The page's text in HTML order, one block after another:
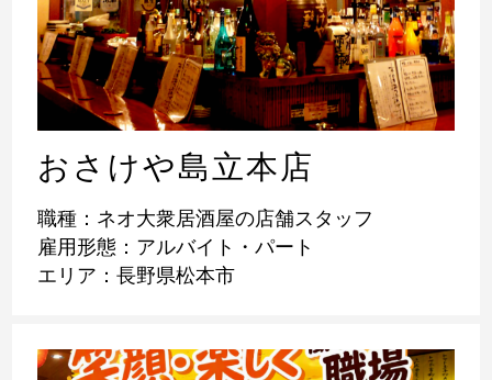
おさけや島立本店
職種：ネオ大衆居酒屋の店舗スタッフ
雇用形態：アルバイト・パート
エリア：長野県松本市